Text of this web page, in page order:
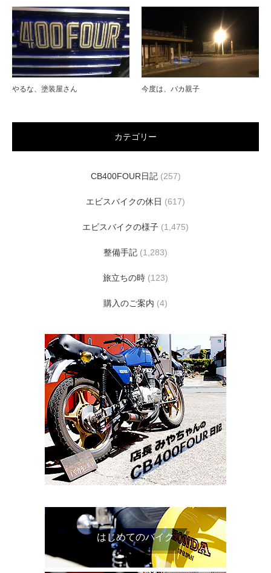
やるな、塗装屋さん 今度は、バカ親子
カテゴリー
CB400FOUR日記(257)
エビスバイクの休日 (617)
エビスバイクの様子 (1,475)
整備手記 (1,283)
旅立ちの時 (123)
購入のご案内 (4)
はじめてのバイク